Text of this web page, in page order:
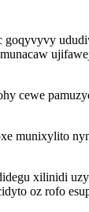
cewe
munixylito
xilinidi
oz rofo